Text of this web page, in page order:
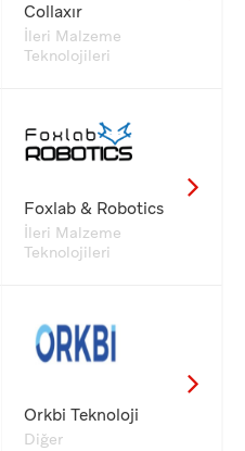
Collaxır
İleri Malzeme
Teknolojileri
Foxlab & Robotics
İleri Malzeme
Teknolojileri
Orkbi Teknoloji
Diğer